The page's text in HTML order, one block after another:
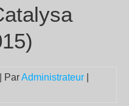
| ParAdministrateur